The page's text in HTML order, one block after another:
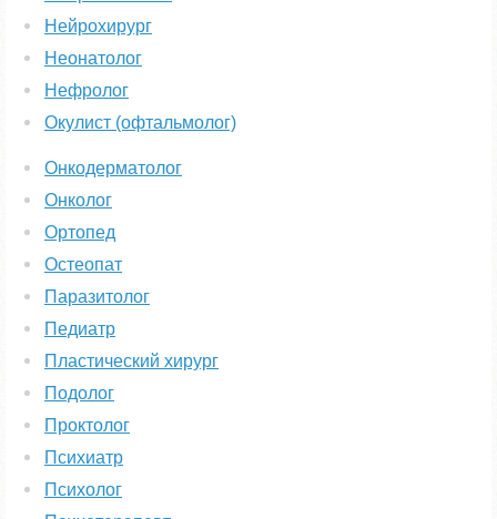
Нейрохирург
Неонатолог
Нефролог
Окулист (офтальмолог)
Онкодерматолог
Онколог
Ортопед
Остеопат
Паразитолог
Педиатр
Пластический хирург
Подолог
Проктолог
Психиатр
Психолог